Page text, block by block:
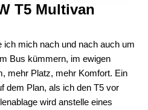
T5 Multivan
mich nach und nach auch um
Bus kümmern, im ewigen
mehr Platz, mehr Komfort. Ein
dem Plan, als ich den T5 vor
wird anstelle eines